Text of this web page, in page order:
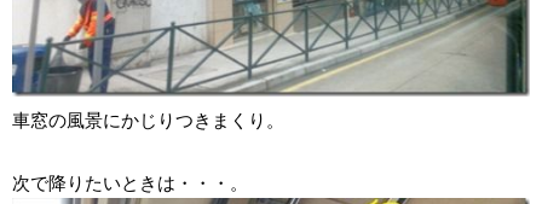
車窓の風景にかじりつきまくり。
次で降りたいときは・・・。